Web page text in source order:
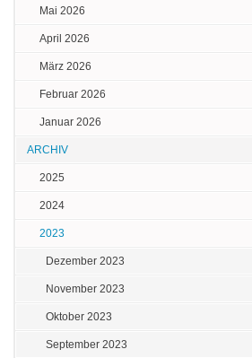
Mai 2026
April 2026
März 2026
Februar 2026
Januar 2026
ARCHIV
2025
2024
2023
Dezember 2023
November 2023
Oktober 2023
September 2023